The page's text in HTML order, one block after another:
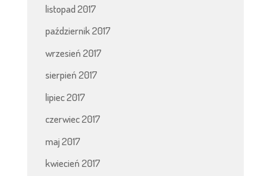
listopad 2017
październik 2017
wrzesień 2017
sierpień 2017
lipiec 2017
czerwiec 2017
maj 2017
kwiecień 2017